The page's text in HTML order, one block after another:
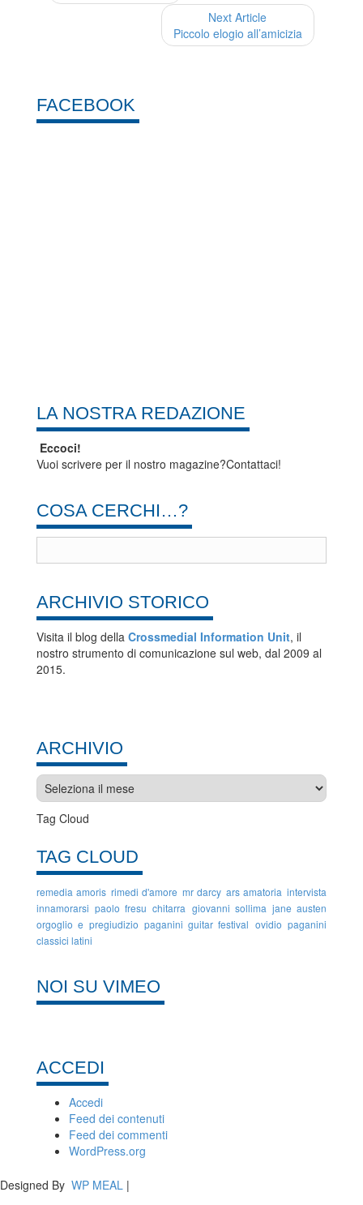
Next Article
Piccolo elogio all’amicizia
FACEBOOK
LA NOSTRA REDAZIONE
Eccoci!
Vuoi scrivere per il nostro magazine?Contattaci!
COSA CERCHI…?
ARCHIVIO STORICO
Visita il blog della Crossmedial Information Unit, il
nostro strumento di comunicazione sul web, dal 2009 al
2015.
ARCHIVIO
Archivio
Tag Cloud
TAG CLOUD
remedia amoris rimedi d'amore mr darcy ars amatoria intervista
innamorarsi paolo fresu chitarra giovanni sollima jane austen
orgoglio e pregiudizio paganini guitar festival ovidio paganini
classici latini
NOI SU VIMEO
ACCEDI
Accedi
Feed dei contenuti
Feed dei commenti
WordPress.org
Designed By WP MEAL |